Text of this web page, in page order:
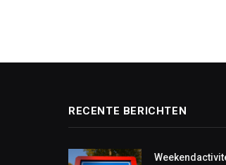
RECENTE BERICHTEN